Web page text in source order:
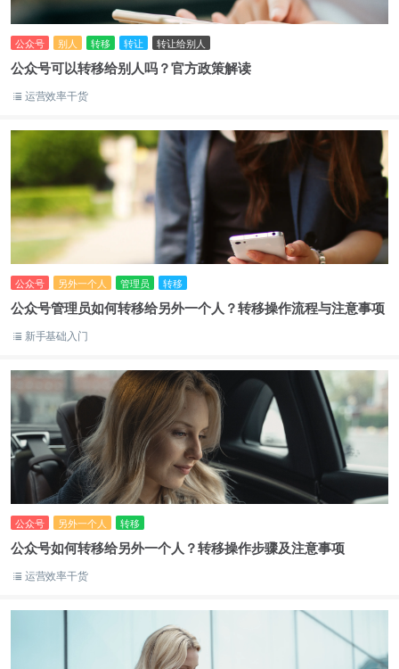
公众号 别人 转移 转让 转让给别人
公众号可以转移给别人吗？官方政策解读
运营效率干货
公众号 另外一个人 管理员 转移
公众号管理员如何转移给另外一个人？转移操作流程与注意事项
新手基础入门
公众号 另外一个人 转移
公众号如何转移给另外一个人？转移操作步骤及注意事项
运营效率干货